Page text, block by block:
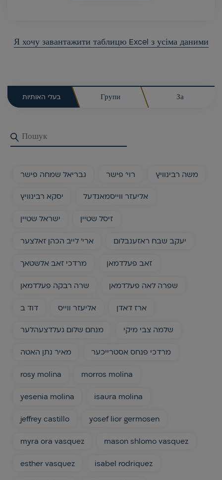
Я хочу завантажити таблицю Excel з усіма даними
בעלי האותיות Групи За
גבריאל שמחה פישר רוי' פישר משה רבינוויץ
יסקא רבינוויץ אליעזר ווייסמאנדעל
ישראל שטיין זיסל שטיין
ארי' לייב הכהן זאלצער יעקב שבח ראזענבלום
מרדכי זאב אלשטאך זאב פעלדמאן
שרה רבקה פעלדמאן שפרה לאה פעלדמאן
דוד ב אליעזר ווייס ארז דאדן
מנחם שלום געלדצעהלער שלמה צבי מיקי
מאיר נתן האטה מרדכי פנחס אסטרייכער
rosy molina morros molina
yesenia molina isaura molina
jeffrey castillo yosef lior germosen
myra ora vasquez mason shlomo vasquez
esther vasquez isabel rodriquez